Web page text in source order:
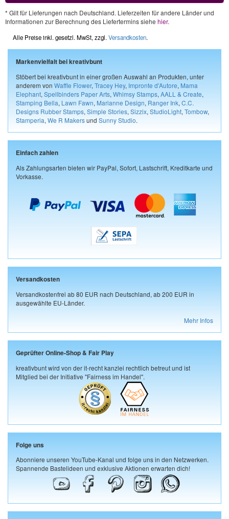
* Gilt für Lieferungen nach Deutschland. Lieferzeiten für andere Länder und
Informationen zur Berechnung des Liefertermins siehe hier.
Alle Preise inkl. gesetzl. MwSt, zzgl. Versandkosten.
Markenvielfalt bei kreativbunt
Stöbert bei kreativbunt in einer großen Auswahl an Produkten, unter
anderem von Waffle Flower, Tracey Hey, Impronte d'Autore, Mama
Elephant, Spellbinders Paper Arts, Whimsy Stamps, AALL & Create,
Stamping Bella, Lawn Fawn, Marianne Design, Ranger Ink, C.C.
Designs Rubber Stamps, Simple Stories, Sizzix, StudioLight, Tombow,
Stamperia, We R Makersund Sunny Studio.
Einfach zahlen
Als Zahlungsarten bieten wir PayPal, Sofort, Lastschrift, Kreditkarte und
Vorkasse.
Versandkosten
Versandkostenfrei ab 80 EUR nach Deutschland, ab 200 EUR in
ausgewählte EU-Länder.
Mehr Infos
Geprüfter Online-Shop & Fair Play
kreativbunt wird von der it-recht kanzlei rechtlich betreut und ist
Mitglied bei der Initiative "Fairness im Handel".
Folge uns
Abonniere unseren YouTube-Kanal und folge uns in den Netzwerken.
Spannende Bastelideen und exklusive Aktionen erwarten dich!